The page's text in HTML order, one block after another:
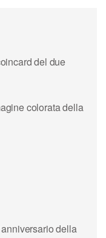
del due
colorata della
della